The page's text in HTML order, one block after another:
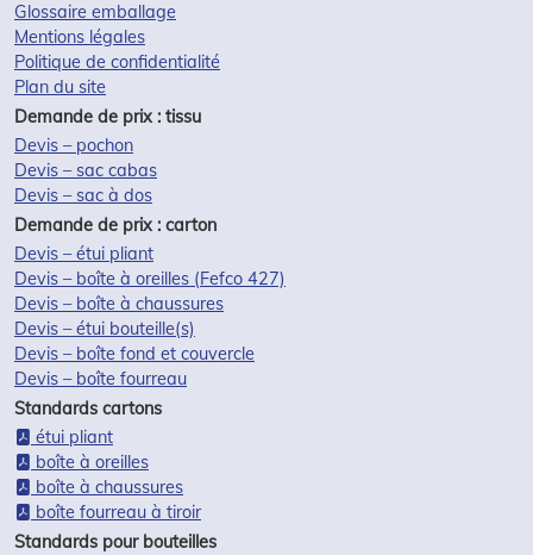
Glossaire emballage
Mentions légales
Politique de confidentialité
Plan du site
Demande de prix : tissu
Devis – pochon
Devis – sac cabas
Devis – sac à dos
Demande de prix : carton
Devis – étui pliant
Devis – boîte à oreilles (Fefco 427)
Devis – boîte à chaussures
Devis – étui bouteille(s)
Devis – boîte fond et couvercle
Devis – boîte fourreau
Standards cartons
étui pliant
boîte à oreilles
boîte à chaussures
boîte fourreau à tiroir
Standards pour bouteilles